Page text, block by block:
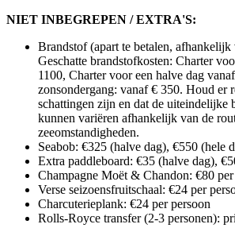
NIET INBEGREPEN / EXTRA'S:
Brandstof (apart te betalen, afhankelijk
Geschatte brandstofkosten: Charter
1100, Charter voor een halve dag
zonsondergang: vanaf € 350. Houd er
schattingen zijn en dat de uiteindelijke
kunnen variëren afhankelijk van de
zeeomstandigheden.
Seabob: €325 (halve dag), €550 (hele
Extra paddleboard: €35 (halve dag),
Champagne Moët & Chandon: €80
Verse seizoensfruitschaal: €24 per
Charcuterieplank: €24 per persoon
Rolls-Royce transfer (2-3 personen):